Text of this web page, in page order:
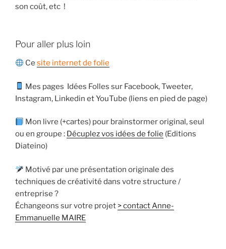
son coût, etc !
Pour aller plus loin
Cesite internet de folie
Mes pages Idées Folles sur Facebook, Tweeter,
Instagram, Linkedin et YouTube (liens en pied de page)
Mon livre (+cartes) pour brainstormer original, seul
ou en groupe : Décuplez vos idées de folie (Editions
Diateino)
Motivé par une présentation originale des
techniques de créativité dans votre structure /
entreprise ?
Échangeons sur votre projet > contact Anne-
Emmanuelle MAIRE